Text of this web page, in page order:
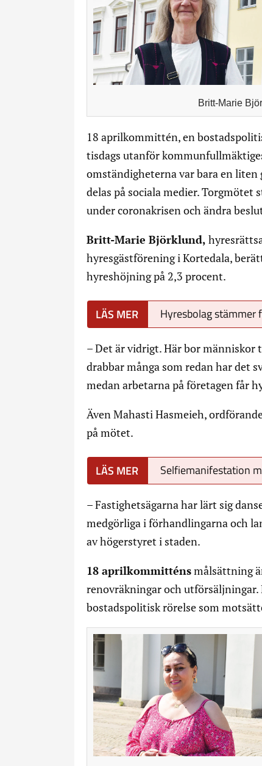
Britt-Marie
18 aprilkommittén, en
tisdags utanför
omständigheterna var bara en
delas på sociala medier.
under coronakrisen och ändra
Britt-Marie Björklund,
hyresgästförening i Kortedala,
hyreshöjning på 2,3 procent.
Hyresbolag stämmer
– Det är vidrigt. Här bor människor
drabbar många som redan har det
medan arbetarna på företagen får
Även Mahasti Hasmeieh,
på mötet.
Selfiemanifestation
– Fastighetsägarna har lärt sig
medgörliga i förhandlingarna och
av högerstyret i staden.
18 aprilkommitténsmålsättning
renovräkningar och
bostadspolitisk rörelse som